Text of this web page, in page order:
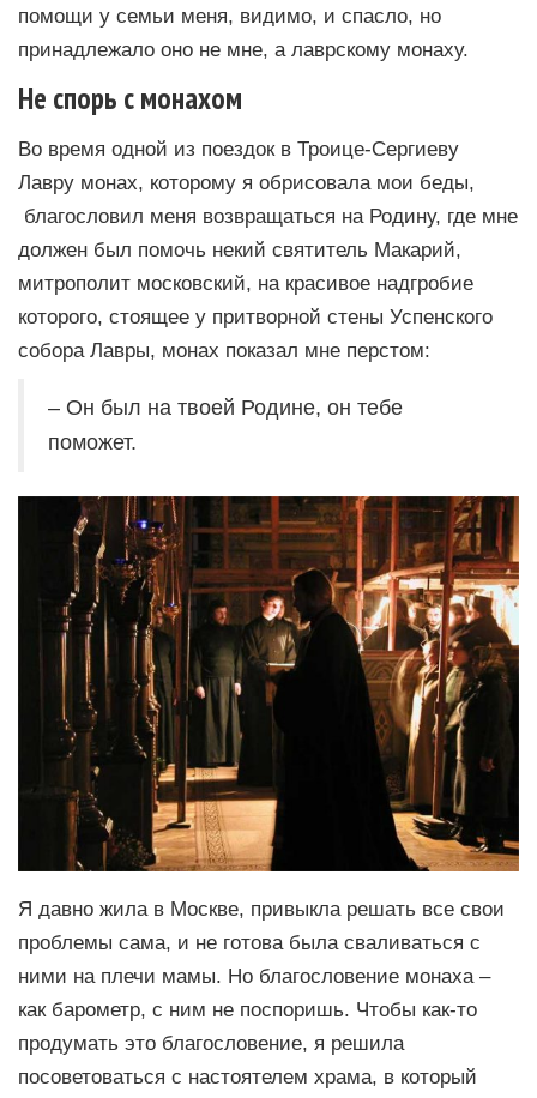
помощи у семьи меня, видимо, и спасло, но
принадлежало оно не мне, а лаврскому монаху.
Не спорь с монахом
Во время одной из поездок в Троице-Сергиеву
Лавру монах, которому я обрисовала мои беды,
благословил меня возвращаться на Родину, где мне
должен был помочь некий святитель Макарий,
митрополит московский, на красивое надгробие
которого, стоящее у притворной стены Успенского
собора Лавры, монах показал мне перстом:
– Он был на твоей Родине, он тебе
поможет.
Я давно жила в Москве, привыкла решать все свои
проблемы сама, и не готова была сваливаться с
ними на плечи мамы. Но благословение монаха –
как барометр, с ним не поспоришь. Чтобы как-то
продумать это благословение, я решила
посоветоваться с настоятелем храма, в который